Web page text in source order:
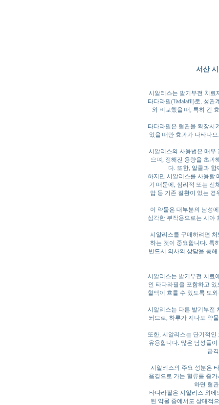
서산
시알리스는 발기부전 치료
타다라필(Tadalafil)로, 성
와 비교했을 때, 특히 긴
타다라필은 혈관을 확장시
있을 때만 효과가 나타나
시알리스의 사용법은 매우
으며, 정해진 용량을 초과
다. 또한, 알콜과
하지만 시알리스를 사용할
기 때문에, 심리적 또는 신
압 등 기존 질환이 있는
이 약물은 대부분의 남성
심각한 부작용으로는 시야
시알리스를 구매하려면
하는 것이 중요합니다. 특
반드시 의사의 상담을 통
시알리스는 발기부전 치료
인 타다라필을 포함하고
혈액이 흐를 수 있도록 도
시알리스는 다른 발기부전
되므로, 하루가 지나도 약
또한, 시알리스는 단기적
유용합니다. 많은 남성들
급
시알리스의 주요 성분은
음경으로 가는 혈류를 증
하면 혈
타다라필은 시알리스 외
된 약물 중에서도 상대적